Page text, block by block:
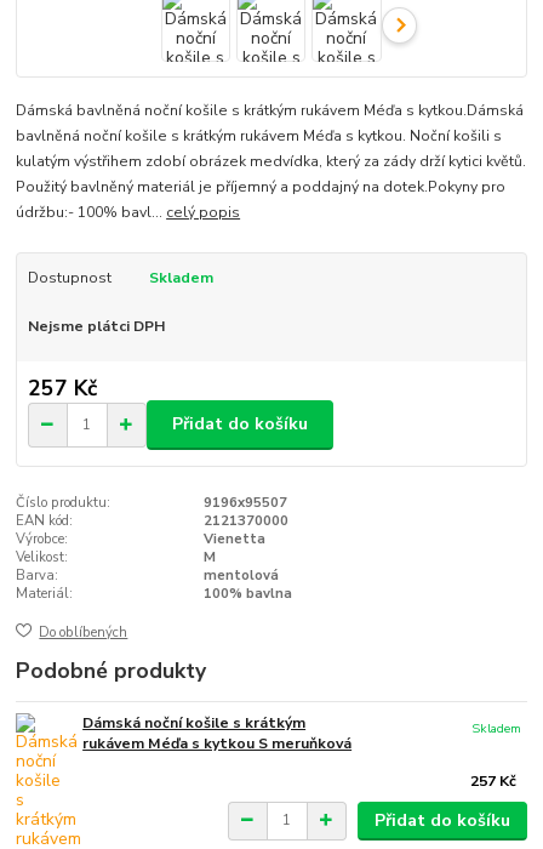
Dámská bavlněná noční košile s krátkým rukávem Méďa s kytkou.Dámská
bavlněná noční košile s krátkým rukávem Méďa s kytkou. Noční košili s
kulatým výstřihem zdobí obrázek medvídka, který za zády drží kytici květů.
Použitý bavlněný materiál je příjemný a poddajný na dotek.Pokyny pro
údržbu:- 100% bavl... celý popis
Dostupnost Skladem
Nejsme plátci DPH
257 Kč
Přidat do košíku
Číslo produktu:
9196x95507
EAN kód:
2121370000
Výrobce:
Vienetta
Velikost:
M
Barva:
mentolová
Materiál:
100% bavlna
Do oblíbených
Podobné produkty
Dámská noční košile s krátkým
rukávem Méďa s kytkou S meruňková
257 Kč
Skladem
Přidat do košíku